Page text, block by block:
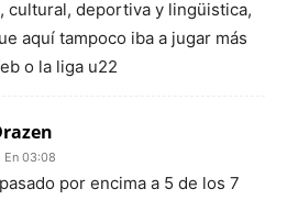
cultural, deportiva y lingüistica,
aquí tampoco iba a jugar más
o la liga u22
03:08
por encima a 5 de los 7